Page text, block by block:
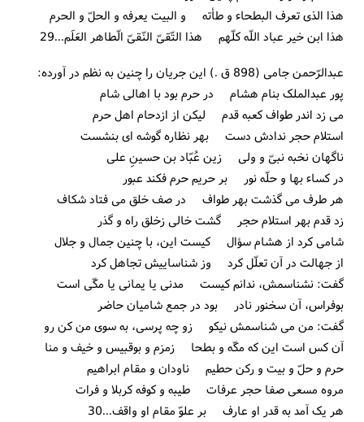
هذا الذی تعرف البطحاء و طأته و البیت یعرفه و الحلّ و الحرم
هذا ابن خیر عباد اللّه کلّهم هذا التّقیّ النّقیّ الّطاهر العَلَم...29
عبدالرّحمن جامی (898 ق .) این جریان را چنین به نظم در آورده:
پور عبدالملک بنام هشام در حرم بود با اهالی شام
می زد اندر طواف کعبه قدم لیکن از ازدحام اهل حرم
استلام حجر ندادش دست بهر نظاره گوشه ای بنشست
ناگهان نخبه نبیّ و ولی زین عُبّاد بن حسینِ علی
در کساء بها و حلّه نور بر حریم حرم فکند عبور
هر طرف می گذشت بهر طواف در صف خلق می فتاد شکاف
زد قدم بهر استلام حجر گشت خالی زخلق راه و گذر
شامی کرد از هشام سؤال کیست این، با چنین جمال و جلال
از جهالت در آن تعلّل کرد وز شناساییش تجاهل کرد
گفت: نشناسمش، ندانم کیست مدنی یا یمانی یا مکّی است
بوفراس، آن سخنور نادر بود در جمع شامیان حاضر
گفت: من می شناسمش نیکو زو چه پرسی، به سوی من کن رو
آن کس است این که مکّه و بطحا زمزم و بوقبیس و خیف و منا
حرم و حلّ و بیت و رکن حطیم ناودان و مقام ابراهیم
مروه مسعی صفا حجر عرفات طیبه و کوفه کربلا و فرات
هر یک آمد به قدر او عارف بر علوّ مقام او واقف...30